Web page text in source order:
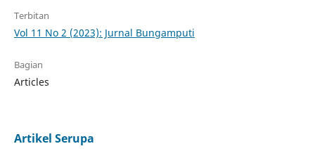
Terbitan
Vol 11 No 2 (2023): Jurnal Bungamputi
Bagian
Articles
Artikel Serupa